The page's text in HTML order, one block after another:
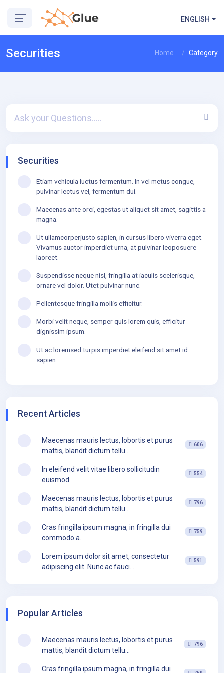
ENGLISH
Securities Home Category
Securities
Etiam vehicula luctus fermentum. In vel metus congue,
pulvinar lectus vel, fermentum dui.
Maecenas ante orci, egestas ut aliquet sit amet, sagittis a
magna.
Ut ullamcorperjusto sapien, in cursus libero viverra eget.
Vivamus auctor imperdiet urna, at pulvinar leoposuere
laoreet.
Suspendisse neque nisl, fringilla at iaculis scelerisque,
ornare vel dolor. Utet pulvinar nunc.
Pellentesque fringilla mollis efficitur.
Morbi velit neque, semper quis lorem quis, efficitur
dignissim ipsum.
Ut ac loremsed turpis imperdiet eleifend sit amet id
sapien.
Recent Articles
Maecenas mauris lectus, lobortis et purus
mattis, blandit dictum tellu...
606
In eleifend velit vitae libero sollicitudin
euismod.
554
Maecenas mauris lectus, lobortis et purus
mattis, blandit dictum tellu...
796
Cras fringilla ipsum magna, in fringilla dui
commodo a.
759
Lorem ipsum dolor sit amet, consectetur
adipiscing elit. Nunc ac fauci...
591
Popular Articles
Maecenas mauris lectus, lobortis et purus
mattis, blandit dictum tellu...
796
Cras fringilla ipsum magna, in fringilla dui